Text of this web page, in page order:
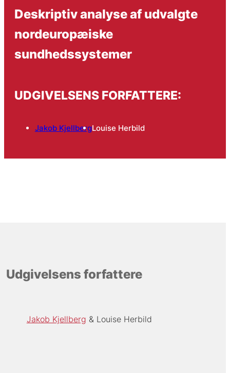
Deskriptiv analyse af udvalgte
nordeuropæiske
sundhedssystemer
UDGIVELSENS FORFATTERE:
Jakob KjellbergLouise Herbild
Udgivelsens forfattere
Jakob Kjellberg Louise Herbild